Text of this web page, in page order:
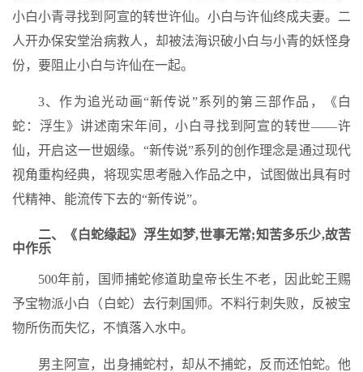
小白小青寻找到阿宣的转世许仙。小白与许仙终成夫妻。二
人开办保安堂治病救人，却被法海识破小白与小青的妖怪身
份，要阻止小白与许仙在一起。
3、作为追光动画“新传说”系列的第三部作品，《白
蛇：浮生》讲述南宋年间，小白寻找到阿宣的转世——许
仙，开启这一世姻缘。“新传说”系列的创作理念是通过现代
视角重构经典，将现实思考融入作品之中，试图做出具有时
代精神、能流传下去的“新传说”。
二、《白蛇缘起》浮生如梦,世事无常;知苦多乐少,故苦
中作乐
500年前，国师捕蛇修道助皇帝长生不老，因此蛇王赐
予宝物派小白（白蛇）去行刺国师。不料行刺失败，反被宝
物所伤而失忆，不慎落入水中。
男主阿宣，出身捕蛇村，却从不捕蛇，反而还怕蛇。他